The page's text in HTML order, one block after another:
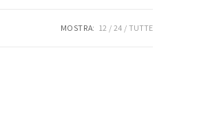
MOSTRA: 12 24 TUTTE